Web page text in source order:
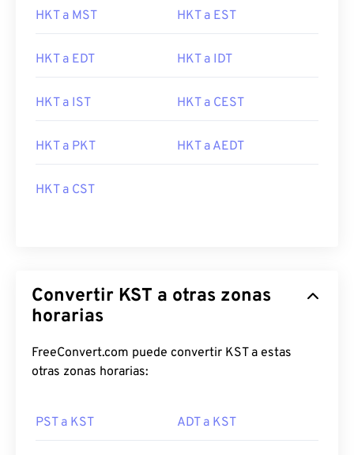
HKT a MST HKT a EST
HKT a EDT HKT a IDT
HKT a IST HKT a CEST
HKT a PKT HKT a AEDT
HKT a CST
Convertir KST a otras zonas
horarias
FreeConvert.com puede convertir KST a estas
otras zonas horarias:
PST a KST ADT a KST